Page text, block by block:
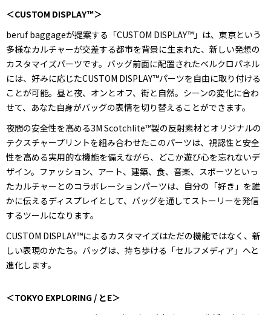
＜CUSTOM DISPLAY™＞
beruf baggageが提案する「CUSTOM DISPLAY™」は、東京という
多様なカルチャーが交差する都市を背景に生まれた、新しい発想の
カスタマイズパーツです。バッグ前面に配置されたベルクロパネル
には、好みに応じたCUSTOM DISPLAY™パーツを自由に取り付ける
ことが可能。昼と夜、オンとオフ、街と自然。シーンの変化に合わ
せて、あなた自身がバッグの表情を切り替えることができます。
夜間の安全性を高める3M Scotchlite™製の反射素材とオリジナルの
テクスチャープリントを組み合わせたこのパーツは、視認性と安全
性を高める実用的な機能を備えながら、どこか遊び心を忘れないデ
ザイン。ファッション、アート、建築、食、音楽、スポーツといっ
たカルチャーとのコラボレーションパーツは、自分の「好き」を誰
かに伝えるディスプレイとして、バッグを通してストーリーを発信
するツールになります。
CUSTOM DISPLAY™によるカスタマイズはただの機能ではなく、新
しい表現のかたち。バッグは、持ち歩ける「セルフメディア」へと
進化します。
＜TOKYO EXPLORING / とE＞